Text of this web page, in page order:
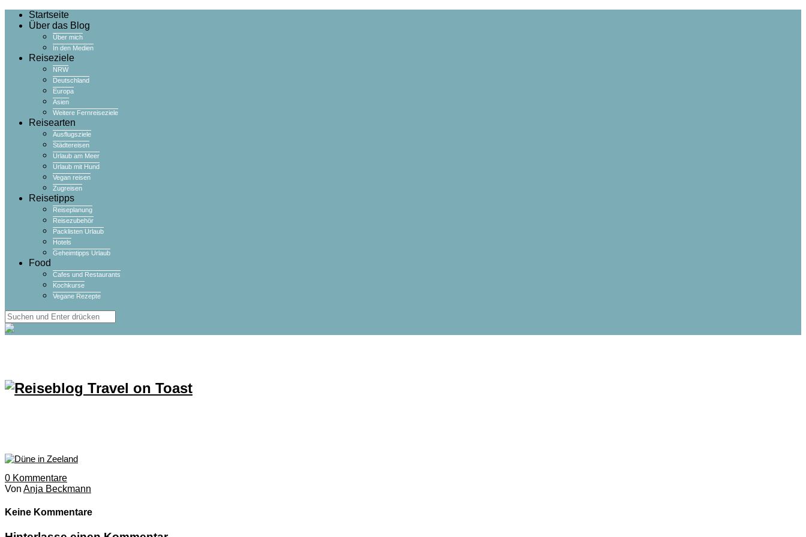
Startseite
Über das Blog
Über mich
In den Medien
Reiseziele
NRW
Deutschland
Europa
Asien
Weitere Fernreiseziele
Reisearten
Ausflugsziele
Städtereisen
Urlaub am Meer
Urlaub mit Hund
Vegan reisen
Zugreisen
Reisetipps
Reiseplanung
Reisezubehör
Packlisten Urlaub
Hotels
Geheimtipps Urlaub
Food
Cafes und Restaurants
Kochkurse
Vegane Rezepte
0 Kommentare
Von Anja Beckmann
Keine Kommentare